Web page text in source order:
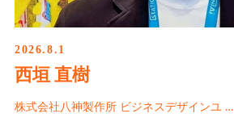
2026.8.1
西垣 直樹
株式会社八神製作所 ビジネスデザインユ …